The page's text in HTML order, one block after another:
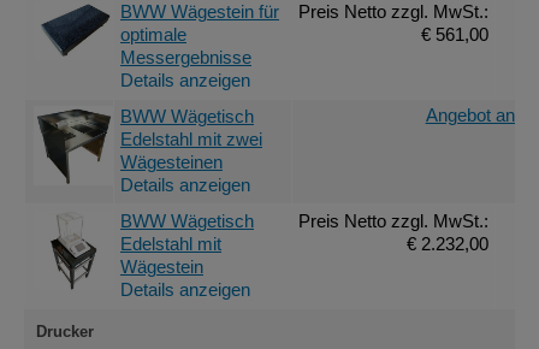
BWW Wägestein für
optimale
Messergebnisse
Details anzeigen
Preis Netto zzgl. MwSt.:
€ 561,00
BWW Wägetisch
Edelstahl mit zwei
Wägesteinen
Details anzeigen
Angebot
BWW Wägetisch
Edelstahl mit
Wägestein
Details anzeigen
Preis Netto zzgl. MwSt.:
€ 2.232,00
Drucker